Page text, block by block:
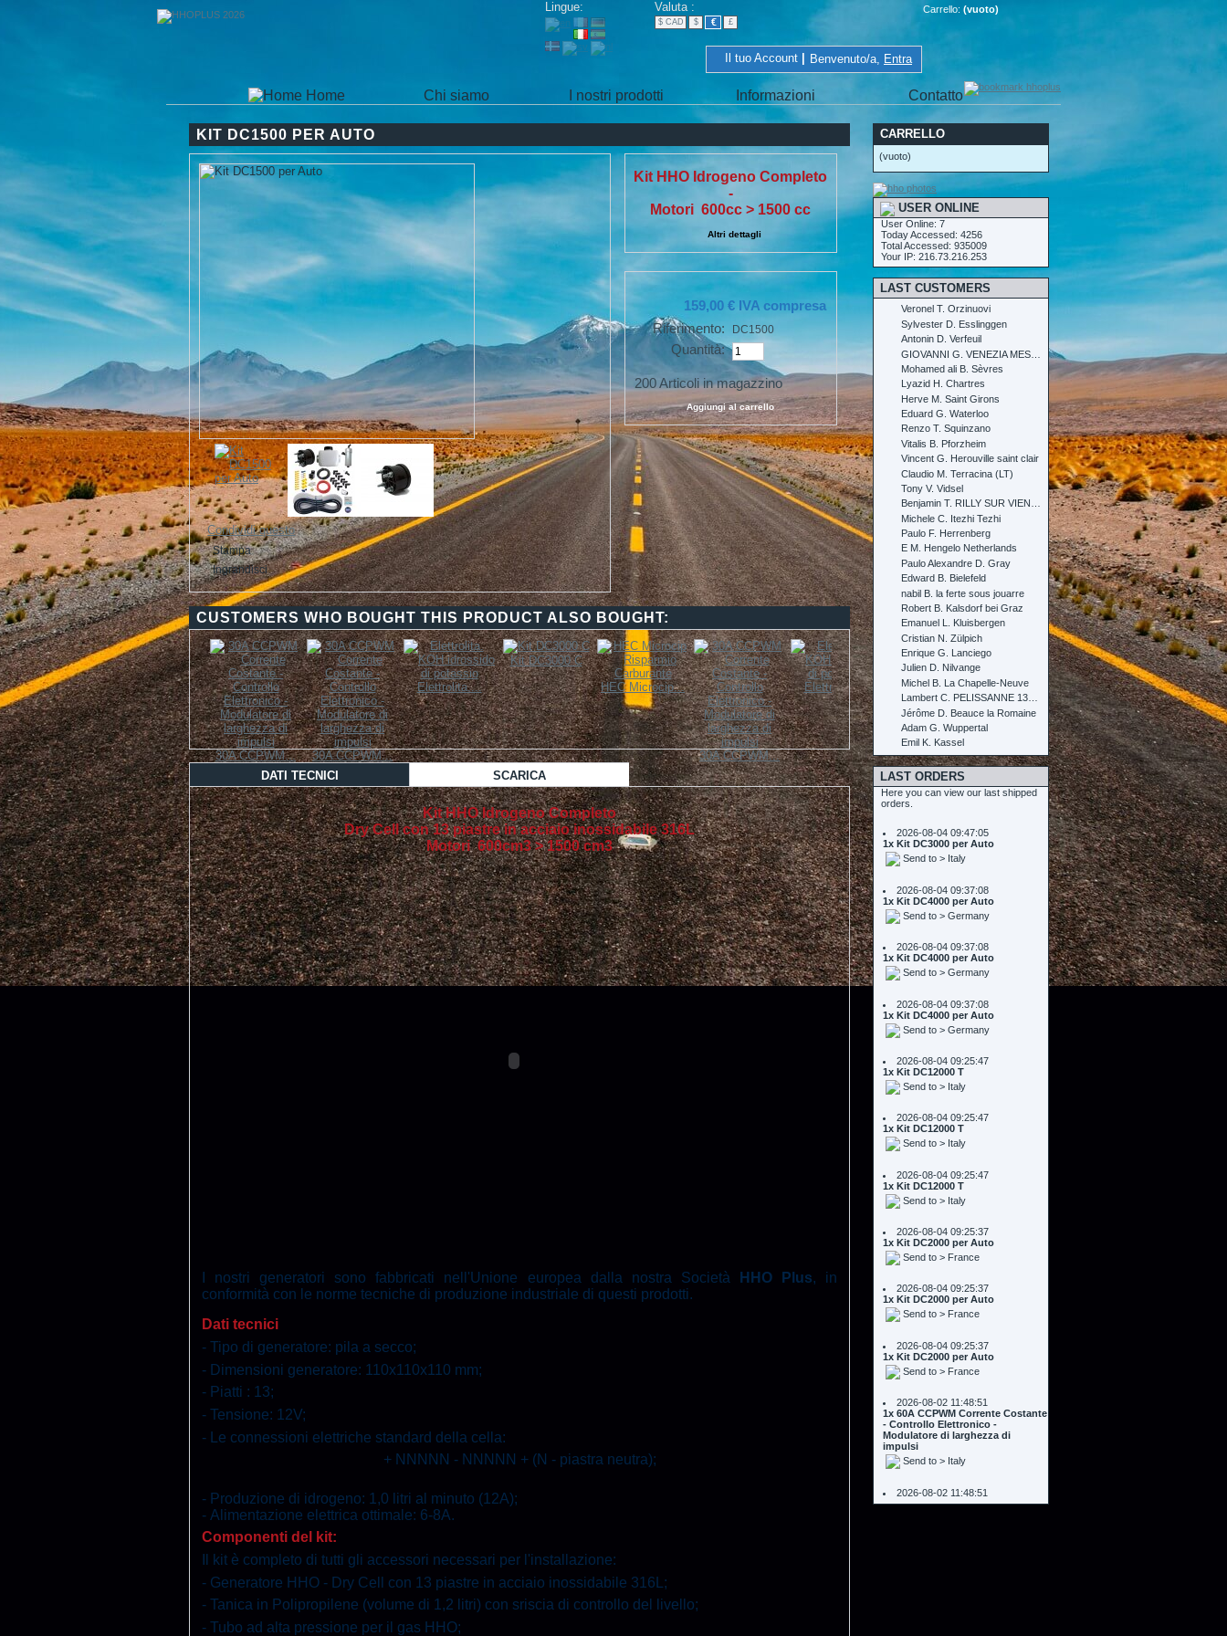
$ CAD $ € £
Valuta :
Benvenuto/a, Entra
Carrello: (vuoto)
Il tuo Account
Lingue:
Home Chi siamo I nostri prodotti Informazioni Contatto
KIT DC1500 PER AUTO
Condividi questo
Stampa
Ingrandisci
Kit HHO Idrogeno Completo
-
Motori 600cc > 1500 cc
Altri dettagli
159,00 € IVA compresa
Riferimento: DC1500
Quantità:
200Articoli in magazzino
CUSTOMERS WHO BOUGHT THIS PRODUCT ALSO BOUGHT:
30A CCPWM... 30A CCPWM...
Elettrolita....
Kit DC3000 C
HEC Microcip...
30A CCPWM...
Elettrolita....
30A CCPWM...
Sistema... HEC Microcip...
DATI TECNICI SCARICA
Kit HHO Idrogeno Completo
Dry Cell con 13 piastre in acciaio inossidabile 316L
Motori 600cm3 > 1500 cm3
I nostri generatori sono fabbricati nell'Unione europea dalla nostra Società HHO Plus, in
conformità con le norme tecniche di produzione industriale di questi prodotti.
Dati tecnici
- Tipo di generatore: pila a secco;
- Dimensioni generatore: 110x110x110 mm;
- Piatti : 13;
- Tensione: 12V;
- Le connessioni elettriche standard della cella:
+ NNNNN - NNNNN + (N - piastra neutra);
- Produzione di idrogeno: 1,0 litri al minuto (12A);
-Alimentazione elettrica ottimale: 6-8A.
Componenti del kit:
Il kit è completo di tutti gli accessori necessari per l'installazione:
- Generatore HHO - Dry Cell con 13 piastre in acciaio inossidabile 316L;
- Tanica in Polipropilene (volume di 1,2 litri) con sriscia di controllo del livello;
- Tubo ad alta pressione per il gas HHO;
CARRELLO
(vuoto)
USER ONLINE
User Online: 7
Today Accessed: 4256
Total Accessed: 935009
Your IP: 216.73.216.253
LAST CUSTOMERS
Veronel T. Orzinuovi
Sylvester D. Esslinggen
Antonin D. Verfeuil
GIOVANNI G. VENEZIA MESTRE
Mohamed ali B. Sèvres
Lyazid H. Chartres
Herve M. Saint Girons
Eduard G. Waterloo
Renzo T. Squinzano
Vitalis B. Pforzheim
Vincent G. Herouville saint clair
Claudio M. Terracina (LT)
Tony V. Vidsel
Michele C. Itezhi Tezhi
Paulo F. Herrenberg
E M. Hengelo Netherlands
Paulo Alexandre D. Gray
Edward B. Bielefeld
nabil B. la ferte sous jouarre
Robert B. Kalsdorf bei Graz
Emanuel L. Kluisbergen
Cristian N. Zülpich
Enrique G. Lanciego
Julien D. Nilvange
Michel B. La Chapelle-Neuve
Lambert C. PELISSANNE 13330
Jérôme D. Beauce la Romaine
Adam G. Wuppertal
Emil K. Kassel
LAST ORDERS
Here you can view our last shipped
orders.
2026-08-04 09:47:05
1x Kit DC3000 per Auto
Send to > Italy
2026-08-04 09:47:05
Send to > Italy
2026-08-04 09:47:05
1x Kit DC3000 per Auto
2026-08-04 09:37:08
1x Kit DC4000 per Auto
2026-08-04 09:37:08
1x Kit DC4000 per Auto
2026-08-04 09:37:08
1x Kit DC4000 per Auto
2026-08-04 09:25:47
1x Kit DC12000 T
2026-08-04 09:25:47
1x Kit DC12000 T
2026-08-04 09:25:47
1x Kit DC12000 T
2026-08-04 09:25:37
1x Kit DC2000 per Auto
2026-08-04 09:25:37
1x Kit DC2000 per Auto
2026-08-04 09:25:37
1x Kit DC2000 per Auto
2026-08-02 11:48:51
1x 60A CCPWM Corrente Costante
Modulatore di larghezza di
impulsi
Send to > Italy
2026-08-02 11:48:51
1x 60A CCPWM Corrente Costante
Modulatore di larghezza di
impulsi